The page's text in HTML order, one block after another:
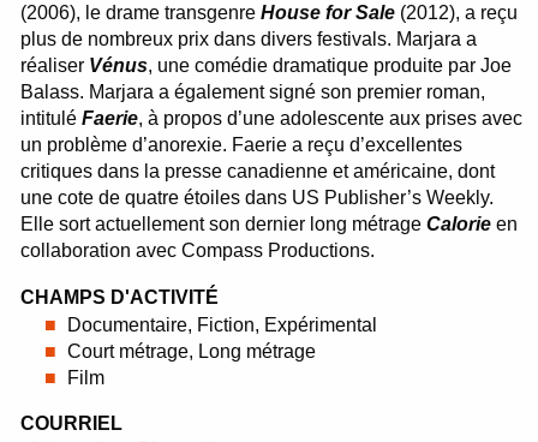
(2006), le drame transgenreHouse for Sale (2012), a reçu
plus de nombreux prix dans divers festivals. Marjara a
réaliser Vénus, une comédie dramatique produite par Joe
Balass. Marjara a également signé son premier roman,
intitulé Faerie, à propos d’une adolescente aux prises avec
un problème d’anorexie. Faerie a reçu d’excellentes
critiques dans la presse canadienne et américaine, dont
une cote de quatre étoiles dans US Publisher’s Weekly.
Elle sort actuellement son dernier long métrageCalorie en
collaboration avec Compass Productions.
CHAMPS D'ACTIVITÉ
Documentaire, Fiction, Expérimental
Court métrage, Long métrage
Film
COURRIEL